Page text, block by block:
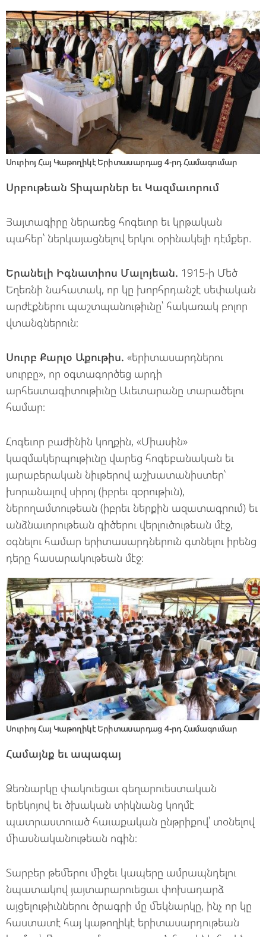
Սուրիոյ Հայ Կաթողիկէ Երիտասարդաց 4-րդ Համագումար
Սրբութեան Տիպարներ եւ Կազմաւորում
Յայտագիրը ներառեց հոգեւոր եւ կրթական
պահեր՝ ներկայացնելով երկու օրինակելի դէմքեր.
Երանելի Իգնատիոս Մալոյեան. 1915-ի Մեծ
Եղեռնի նահատակ, որ կը խորհրդանշէ սեփական
արժէքներու պաշտպանութիւնը՝ հակառակ բոլոր
վտանգներուն։
Սուրբ Քարլօ Աքութիս. «երիտասարդներու
սուրբը», որ օգտագործեց արդի
արհեստագիտութիւնը Աւետարանը տարածելու
համար։
Հոգեւոր բաժինին կողքին, «Միասին»
կազմակերպութիւնը վարեց հոգեբանական եւ
յարաբերական նիւթերով աշխատանիստեր՝
խորանալով սիրոյ (իբրեւ զօրութիւն),
ներողամտութեան (իբրեւ ներքին ազատագրում) եւ
անձնաւորութեան գիծերու վերլուծութեան մէջ,
օգնելու համար երիտասարդներուն գտնելու իրենց
դերը հասարակութեան մէջ։
Սուրիոյ Հայ Կաթողիկէ Երիտասարդաց 4-րդ Համագումար
Համայնք եւ ապագայ
Ձեռնարկը փակուեցաւ գեղարուեստական
երեկոյով եւ ծխական տիկնանց կողմէ
պատրաստուած հաւաքական ընթրիքով՝ տօնելով
միասնականութեան ոգին։
Տարբեր թեմերու միջեւ կապերը ամրապնդելու
նպատակով յայտարարուեցաւ փոխադարձ
այցելութիւններու ծրագրի մը մեկնարկը, ինչ որ կը
հաստատէ հայ կաթողիկէ երիտասարդութեան